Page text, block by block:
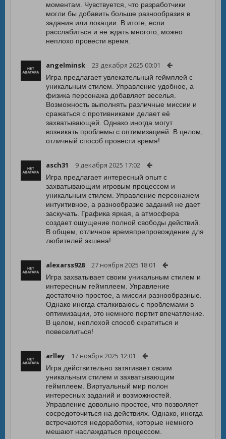
моментам. Чувствуется, что разработчики
могли бы добавить больше разнообразия в
задания или локации. В итоге, если
расслабиться и не ждать многого, можно
неплохо провести время.
angelminsk 23 декабря 2025 00:01
Игра предлагает увлекательный геймплей с
уникальным стилем. Управление удобное, а
физика персонажа добавляет веселья.
Возможность выполнять различные миссии и
сражаться с противниками делает её
захватывающей. Однако иногда могут
возникать проблемы с оптимизацией. В целом,
отличный способ провести время!
asch31 9 декабря 2025 17:02
Игра предлагает интересный опыт с
захватывающим игровым процессом и
уникальным стилем. Управление персонажем
интуитивное, а разнообразие заданий не дает
заскучать. Графика яркая, а атмосфера
создает ощущение полной свободы действий.
В общем, отличное времяпрепровождение для
любителей экшена!
alexarss928 27 ноября 2025 18:01
Игра захватывает своим уникальным стилем и
интересным геймплеем. Управление
достаточно простое, а миссии разнообразные.
Однако иногда сталкиваюсь с проблемами в
оптимизации, это немного портит впечатление.
В целом, неплохой способ скратиться и
повеселиться!
arlley 17 ноября 2025 12:01
Игра действительно затягивает своим
уникальным стилем и захватывающим
геймплеем. Виртуальный мир полон
интересных заданий и возможностей.
Управление довольно простое, что позволяет
сосредоточиться на действиях. Однако, иногда
встречаются недоработки, которые немного
мешают наслаждаться процессом.